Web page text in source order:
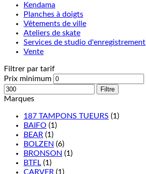
Kendama
Planches à doigts
Vêtements de ville
Ateliers de skate
Services de studio d'enregistrement
Vente
Filtrer par tarif
Prix minimum
Filtre
Marques
187 TAMPONS TUEURS (1)
BAIFO (1)
BEAR (1)
BOLZEN (6)
BRONSON (1)
BTFL (1)
CARVER (1)